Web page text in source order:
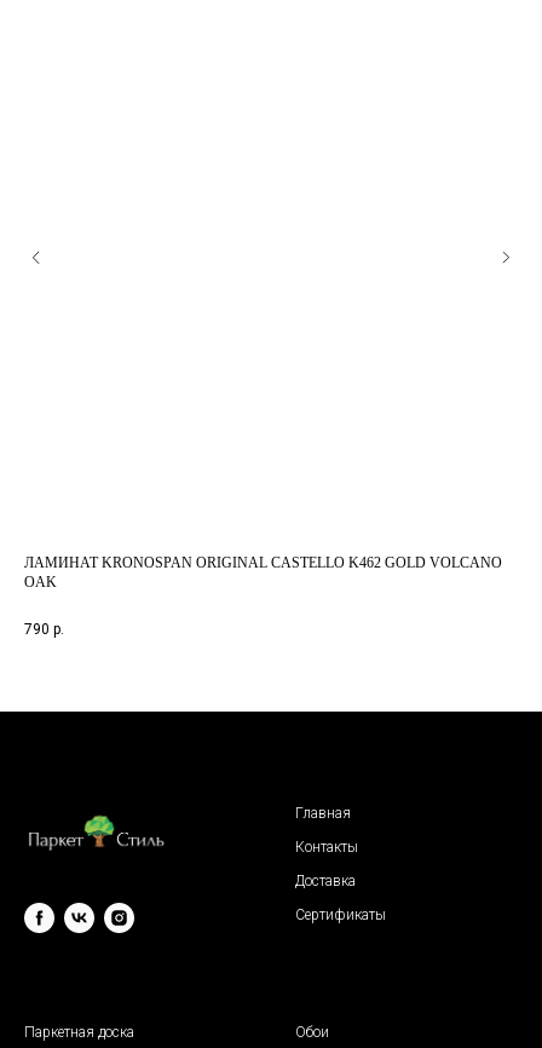
ЛАМИНАТ KRONOSPAN ORIGINAL CASTELLO K462 GOLD VOLCANO
OAK
790 р.
Главная
Контакты
Доставка
Сертификаты
Паркетная доска Обои